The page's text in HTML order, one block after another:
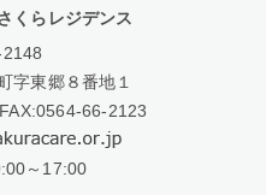
くらレジデンス
字東郷８番地１
FAX:0564-66-2123
～17:00